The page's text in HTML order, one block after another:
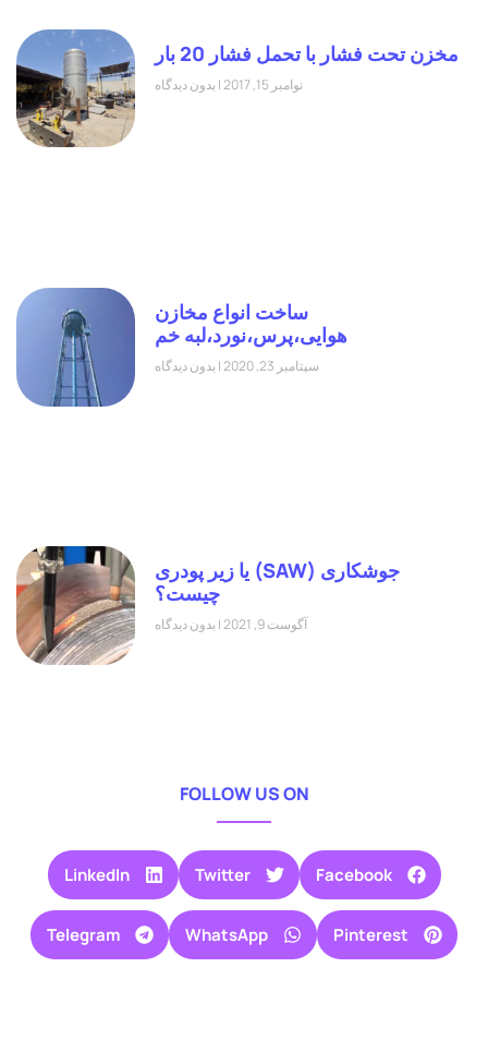
مخزن تحت فشار با تحمل فشار 20 بار
نوامبر 15, 2017 بدون دیدگاه
ساخت انواع مخازن
هوایی،پرس،نورد،لبه خم
سپتامبر 23, 2020 بدون دیدگاه
جوشکاری (SAW) یا زیر پودری
چیست؟
آگوست 9, 2021 بدون دیدگاه
FOLLOW US ON
Facebook
Twitter
LinkedIn
Pinterest
WhatsApp
Telegram